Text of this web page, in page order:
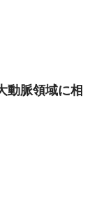
動脈領域に相